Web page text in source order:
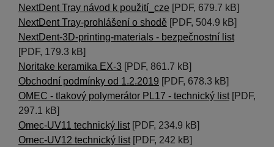
NextDent Tray návod k použití_cze [PDF, 679.7 kB]
NextDent Tray-prohlášení o shodě [PDF, 504.9 kB]
NextDent-3D-printing-materials - bezpečnostní list
[PDF, 179.3 kB]
Noritake keramika EX-3 [PDF, 861.7 kB]
Obchodní podmínky od 1.2.2019 [PDF, 678.3 kB]
OMEC - tlakový polymerátor PL17 - technický list[PDF,
297.1 kB]
Omec-UV11 technický list[PDF, 234.9 kB]
Omec-UV12 technický list[PDF, 242 kB]